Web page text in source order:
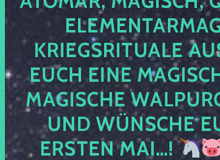
KRIEGSRITUALE
EUCH EINE
MAGISCHE
UND WÜNSCHE
ERSTEN MAI…!